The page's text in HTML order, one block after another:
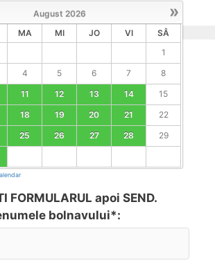
»
August 2026
MA MI JO VI
SÂ
1
4 5 6 7
8
11 12 13 14
15
18 19 20 21
22
25 26 27 28
29
FORMULARUL apoi SEND.
bolnavului*: